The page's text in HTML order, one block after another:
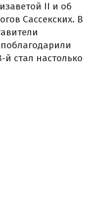
II и об
Сассекских. В
й стал настолько